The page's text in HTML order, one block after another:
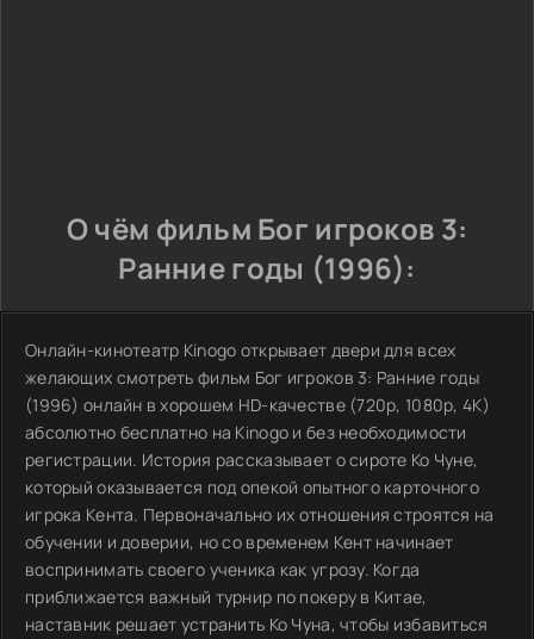
О чём фильм Бог игроков 3:
Ранние годы (1996):
Онлайн-кинотеатр Kinogo открывает двери для всех
желающих смотреть фильм Бог игроков 3: Ранние годы
(1996) онлайн в хорошем HD-качестве (720p, 1080p, 4K)
абсолютно бесплатно на Kinogo и без необходимости
регистрации. История рассказывает о сироте Ко Чуне,
который оказывается под опекой опытного карточного
игрока Кента. Первоначально их отношения строятся на
обучении и доверии, но со временем Кент начинает
воспринимать своего ученика как угрозу. Когда
приближается важный турнир по покеру в Китае,
наставник решает устранить Ко Чуна, чтобы избавиться